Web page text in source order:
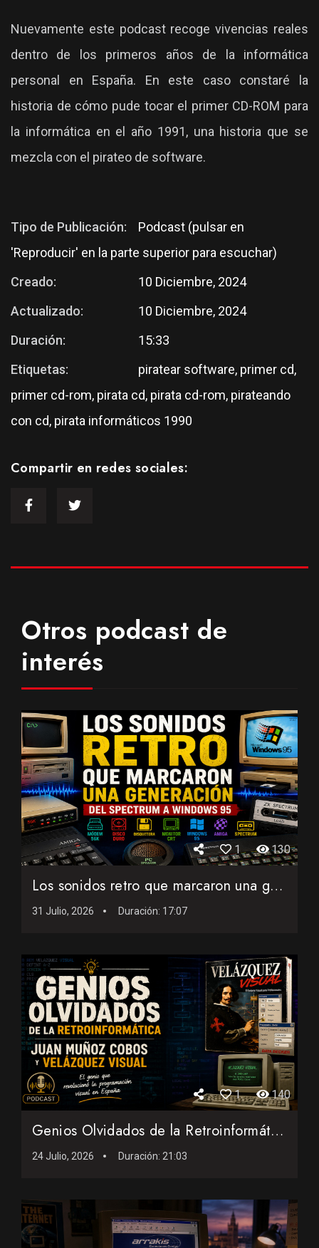
Nuevamente este podcast recoge vivencias reales
dentro de los primeros años de la informática
personal en España. En este caso constaré la
historia de cómo pude tocar el primer CD-ROM para
la informática en el año 1991, una historia que se
mezcla con el pirateo de software.
Tipo de Publicación:
Podcast (pulsar en
'Reproducir' en la parte superior para escuchar)
Creado:
10 Diciembre, 2024
Actualizado:
10 Diciembre, 2024
Duración:
15:33
Etiquetas:
piratear software, primer cd,
primer cd-rom, pirata cd, pirata cd-rom, pirateando
con cd, pirata informáticos 1990
Compartir en redes sociales:
Otros podcast de
interés
1 130
Los sonidos retro que marcaron una generación: del Spectrum...
31 Julio, 2026 Duración: 17:07
1 140
Genios Olvidados de la Retroinformática: Juan Muñoz Cobos ...
24 Julio, 2026 Duración: 21:03